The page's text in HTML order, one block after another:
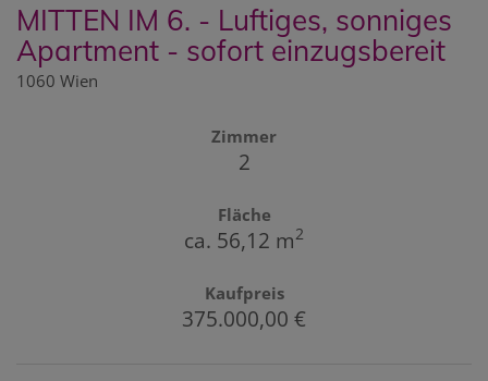
MITTEN IM 6. - Luftiges, sonniges
Apartment - sofort einzugsbereit
1060 Wien
Zimmer
2
Fläche
ca. 56,12 m2
Kaufpreis
375.000,00 €